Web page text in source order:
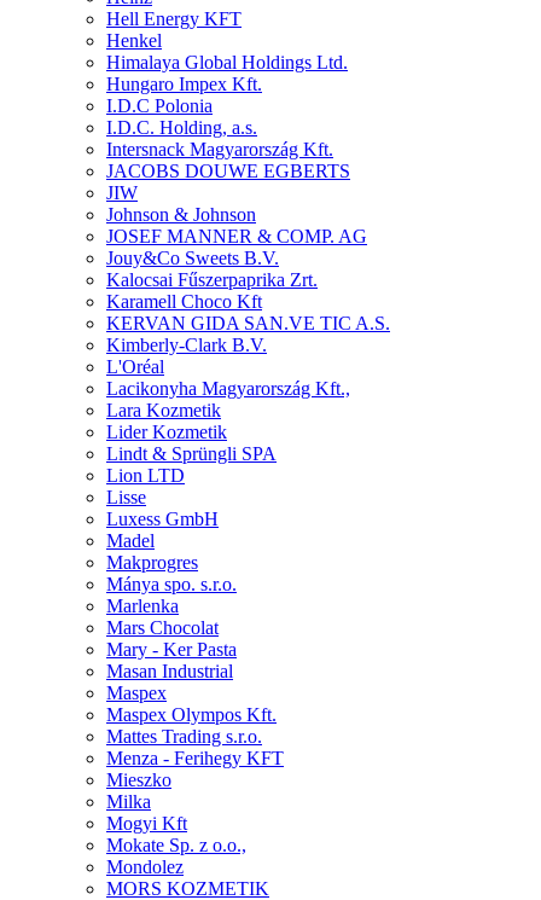
Hell Energy KFT
Henkel
Himalaya Global Holdings Ltd.
Hungaro Impex Kft.
I.D.C Polonia
I.D.C. Holding, a.s.
Intersnack Magyarország Kft.
JACOBS DOUWE EGBERTS
JIW
Johnson & Johnson
JOSEF MANNER & COMP. AG
Jouy&Co Sweets B.V.
Kalocsai Fűszerpaprika Zrt.
Karamell Choco Kft
KERVAN GIDA SAN.VE TIC A.S.
Kimberly-Clark B.V.
L'Oréal
Lacikonyha Magyarország Kft.,
Lara Kozmetik
Lider Kozmetik
Lindt & Sprüngli SPA
Lion LTD
Lisse
Luxess GmbH
Madel
Makprogres
Mánya spo. s.r.o.
Marlenka
Mars Chocolat
Mary - Ker Pasta
Masan Industrial
Maspex
Maspex Olympos Kft.
Mattes Trading s.r.o.
Menza - Ferihegy KFT
Mieszko
Milka
Mogyi Kft
Mokate Sp. z o.o.,
Mondolez
MORS KOZMETIK